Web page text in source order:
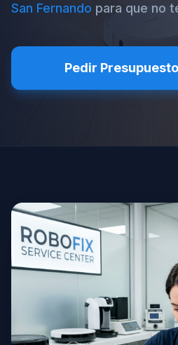
San Fernando para que no
Pedir